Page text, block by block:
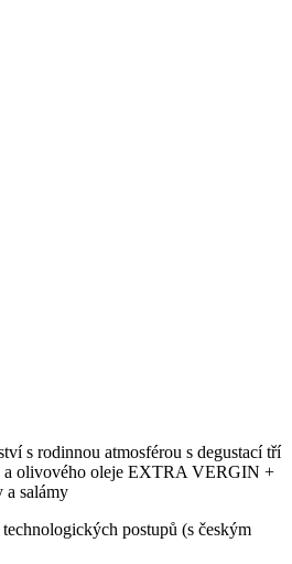
s rodinnou atmosférou s degustací tří
a olivového oleje EXTRA VERGIN +
a salámy
postupů (s českým